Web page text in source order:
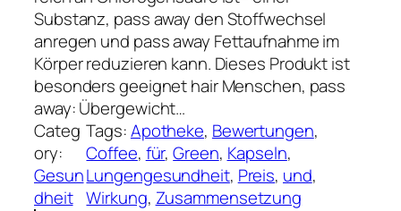
Substanz, pass away den Stoffwechsel
anregen und pass away Fettaufnahme im
Körper reduzieren kann. Dieses Produkt ist
besonders geeignet hair Menschen, pass
away: Übergewicht…
Categ
ory:
Gesun
dheit
Tags:Apotheke, Bewertungen
Coffee, für, Green, Kapseln
Lungengesundheit, Preis, und
Wirkung, Zusammensetzung